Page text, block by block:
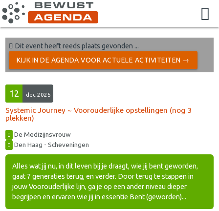
Dit event heeft reeds plaats gevonden ...
KIJK IN DE AGENDA VOOR ACTUELE ACTIVITEITEN →
12 dec 2025
Systemic Journey ~ Voorouderlijke opstellingen (nog 3
plekken)
De Medizijnsvrouw
Den Haag - Scheveningen
Alles wat jij nu, in dit leven bij je draagt, wie jij bent geworden,
gaat 7 generaties terug, en verder. Door terug te stappen in
jouw Voorouderlijke lijn, ga je op een ander niveau dieper
begrijpen en ervaren wie jij in essentie Bent (geworden)...